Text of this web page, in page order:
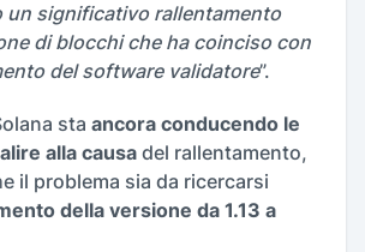
un significativo rallentamento
di blocchi che ha coinciso con
del software validatore”.
sta ancora conducendo le
alla causa del rallentamento,
il problema sia da ricercarsi
della versione da 1.13 a